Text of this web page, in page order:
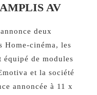
AV
deux
Home-cinéma, les
de modules
et la société
annoncée à 11 x